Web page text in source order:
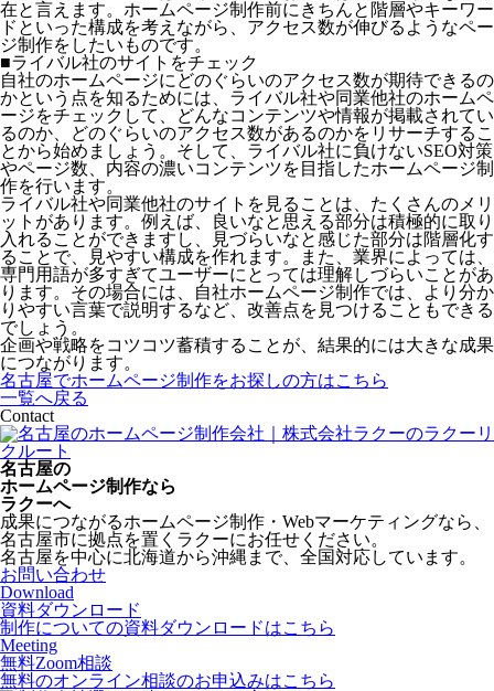
在と言えます。ホームページ制作前にきちんと階層やキーワー
ドといった構成を考えながら、アクセス数が伸びるようなペー
ジ制作をしたいものです。
■ライバル社のサイトをチェック
自社のホームページにどのぐらいのアクセス数が期待できるの
かという点を知るためには、ライバル社や同業他社のホームペ
ージをチェックして、どんなコンテンツや情報が掲載されてい
るのか、どのぐらいのアクセス数があるのかをリサーチするこ
とから始めましょう。そして、ライバル社に負けないSEO対策
やページ数、内容の濃いコンテンツを目指したホームページ制
作を行います。
ライバル社や同業他社のサイトを見ることは、たくさんのメリ
ットがあります。例えば、良いなと思える部分は積極的に取り
入れることができますし、見づらいなと感じた部分は階層化す
ることで、見やすい構成を作れます。また、業界によっては、
専門用語が多すぎてユーザーにとっては理解しづらいことがあ
ります。その場合には、自社ホームページ制作では、より分か
りやすい言葉で説明するなど、改善点を見つけることもできる
でしょう。
企画や戦略をコツコツ蓄積することが、結果的には大きな成果
につながります。
名古屋でホームページ制作をお探しの方はこちら
一覧へ戻る
Contact
名古屋の
ホームページ制作なら
ラクーへ
成果につながるホームページ制作・Webマーケティングなら、
名古屋市に拠点を置くラクーにお任せください。
名古屋を中心に北海道から沖縄まで、全国対応しています。
お問い合わせ
Download
資料ダウンロード
制作についての資料ダウンロードはこちら
Meeting
無料Zoom相談
無料のオンライン相談のお申込みはこちら